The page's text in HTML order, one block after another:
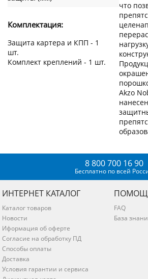
Комплектация:
Защита картера и КПП - 1
шт.
Комплект креплений - 1 шт.
что
Akzo
8 800 700 16 90
Бесплатно по всей
ИНТЕРНЕТ КАТАЛОГ
Каталог товаров
Новости
Иформация об оферте
Согласие на обработку ПД
Способы оплаты
Доставка
Условия гарантии и сервиса
FAQ
База